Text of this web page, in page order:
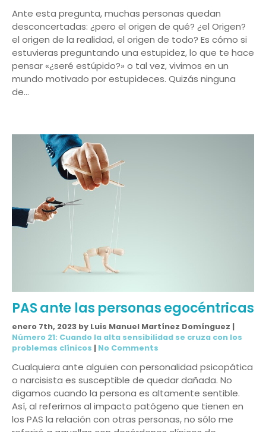
Ante esta pregunta, muchas personas quedan
desconcertadas: ¿pero el origen de qué? ¿el Origen?
el origen de la realidad, el origen de todo? Es cómo si
estuvieras preguntando una estupidez, lo que te hace
pensar «¿seré estúpido?» o tal vez, vivimos en un
mundo motivado por estupideces. Quizás ninguna
de…
PAS ante las personas egocéntricas
enero 7th, 2023 by Luis Manuel Martínez Domínguez |
Número 21: Cuando la alta sensibilidad se cruza con los
problemas clínicos | No Comments
Cualquiera ante alguien con personalidad psicopática
o narcisista es susceptible de quedar dañada. No
digamos cuando la persona es altamente sentible.
Así, al referirnos al impacto patógeno que tienen en
los PAS la relación con otras personas, no sólo me